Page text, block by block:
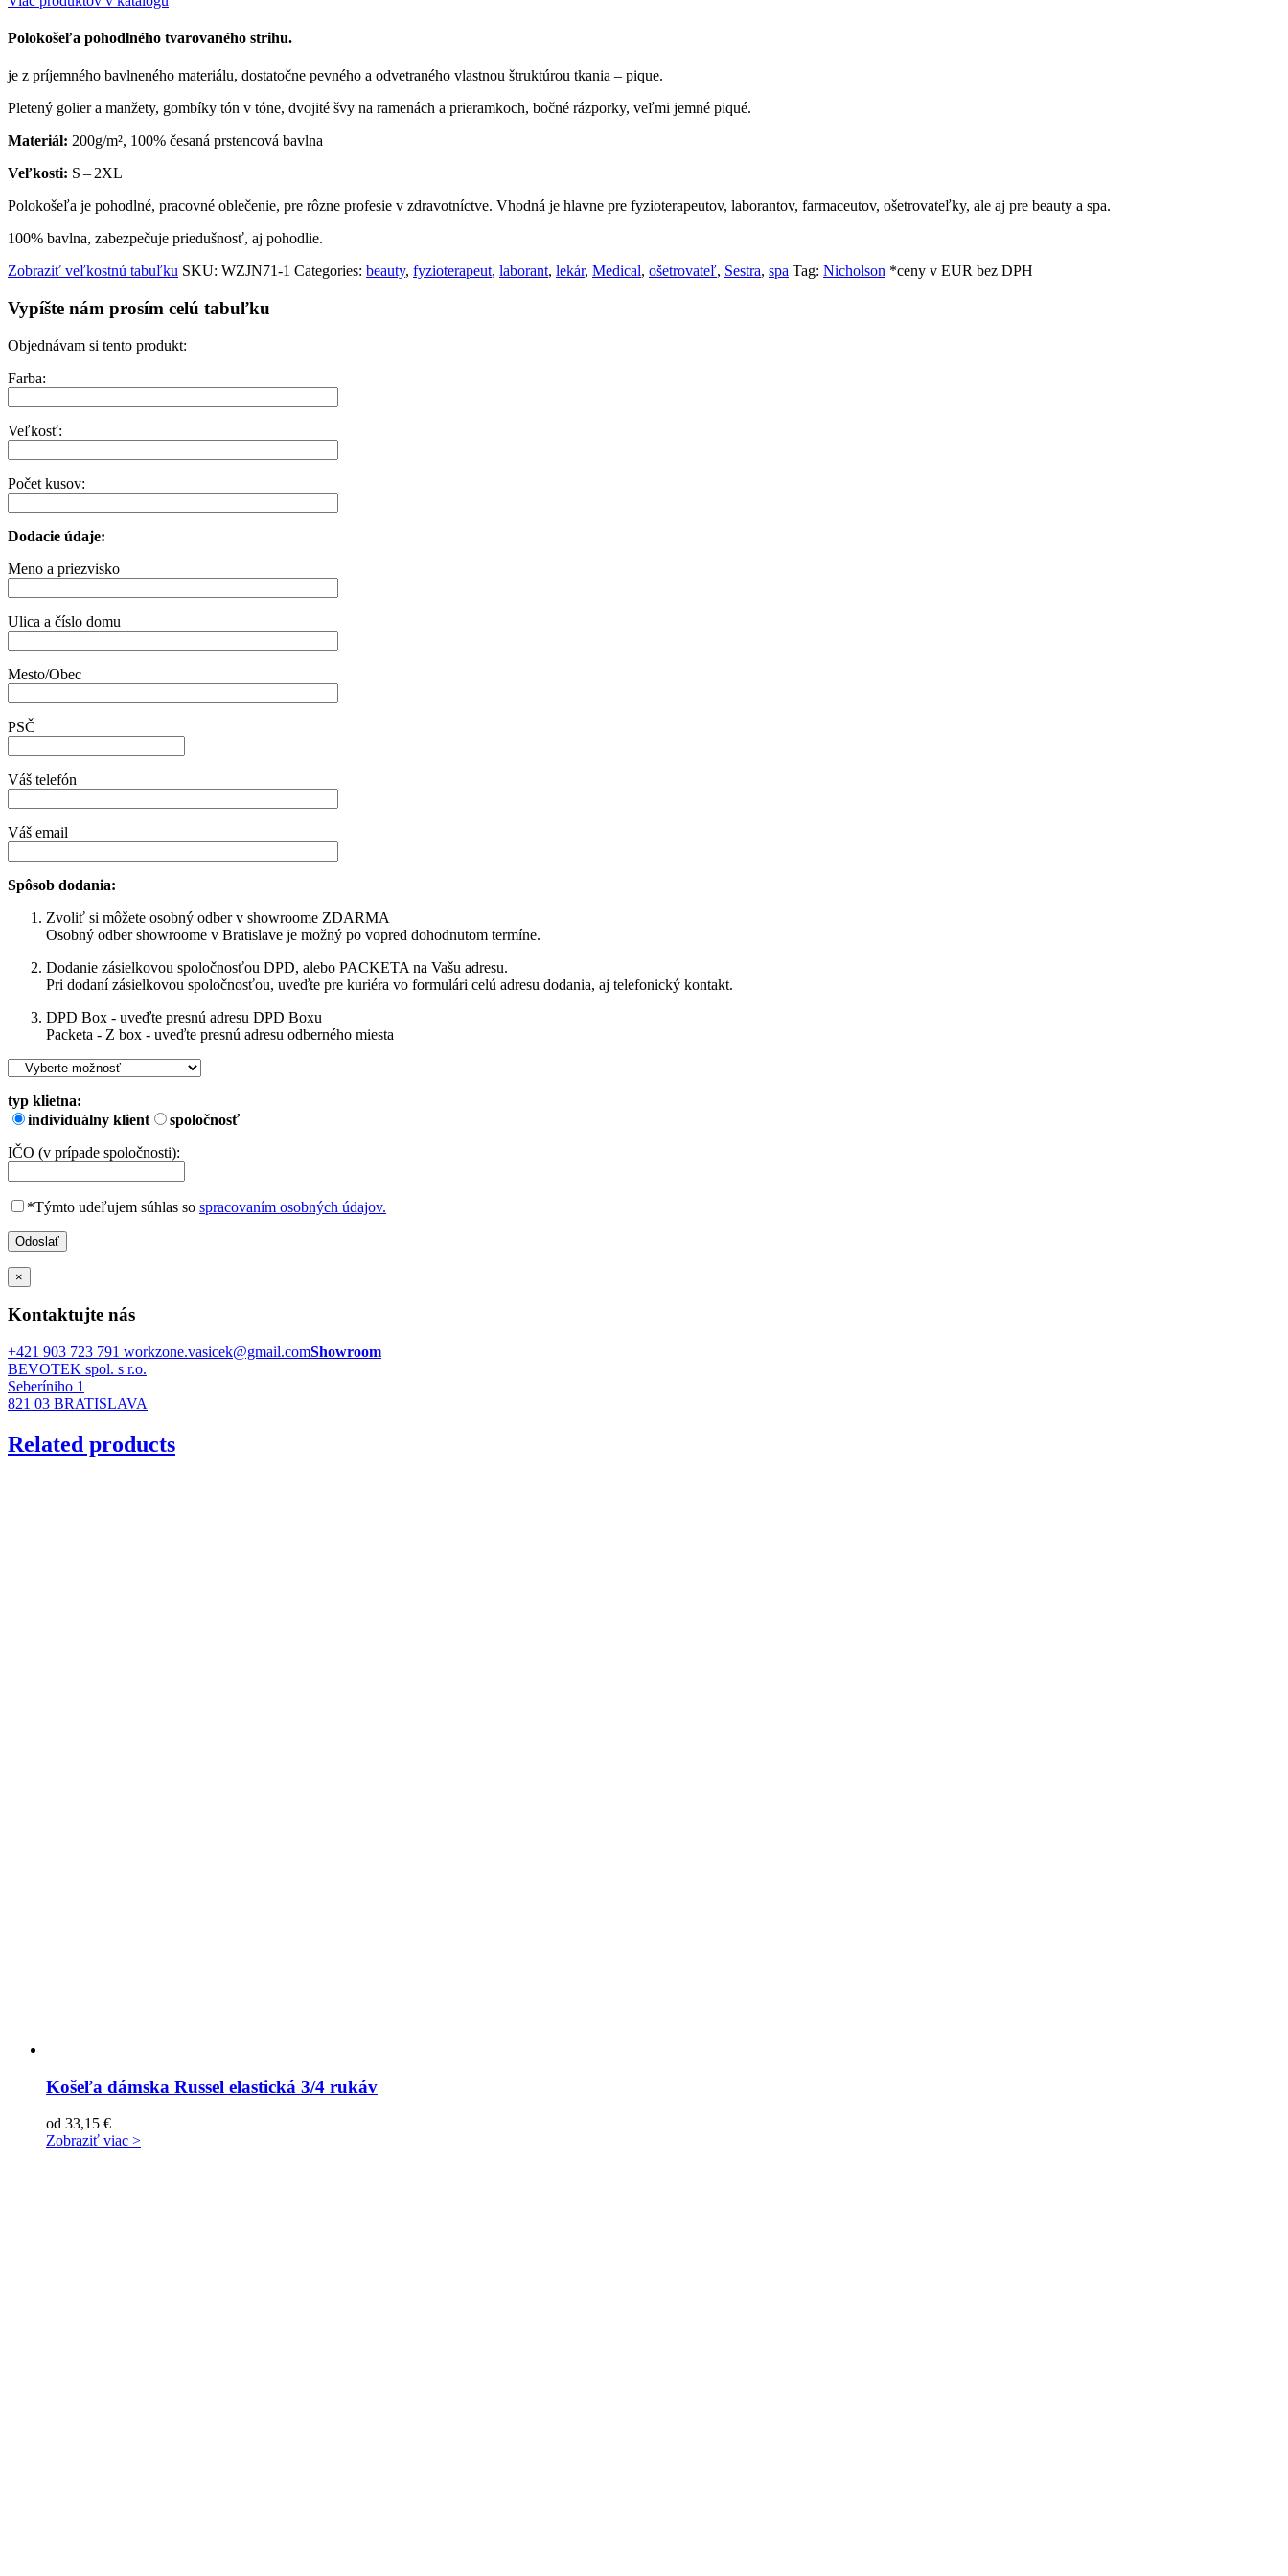
Polokošeľa pohodlného tvarovaného strihu.
je z príjemného bavlneného materiálu, dostatočne pevného a odvetraného vlastnou štruktúrou tkania – pique.
Pletený golier a manžety, gombíky tón v tóne, dvojité švy na ramenách a prieramkoch, bočné rázporky, veľmi jemné piqué.
Materiál: 200g/m², 100% česaná prstencová bavlna
Veľkosti: S – 2XL
Polokošeľa je pohodlné, pracovné oblečenie, pre rôzne profesie v zdravotníctve. Vhodná je hlavne pre fyzioterapeutov, laborantov, farmaceutov, ošetrovateľky, ale aj pre beauty a spa.
100% bavlna, zabezpečuje priedušnosť, aj pohodlie.
Zobraziť veľkostnú tabuľku SKU: WZJN71-1 Categories: beauty, fyzioterapeut, laborant, lekár, Medical, ošetrovateľ, Sestra, spa Tag: Nicholson *ceny v EUR bez DPH
Vypíšte nám prosím celú tabuľku
Objednávam si tento produkt:
Farba:
Veľkosť:
Počet kusov:
Dodacie údaje:
Meno a priezvisko
Ulica a číslo domu
Mesto/Obec
PSČ
Váš telefón
Váš email
Spôsob dodania:
Zvoliť si môžete osobný odber v showroome ZDARMA
Osobný odber showroome v Bratislave je možný po vopred dohodnutom termíne.
Dodanie zásielkovou spoločnosťou DPD, alebo PACKETA na Vašu adresu.
Pri dodaní zásielkovou spoločnosťou, uveďte pre kuriéra vo formulári celú adresu dodania, aj telefonický kontakt.
DPD Box - uveďte presnú adresu DPD Boxu
Packeta - Z box - uveďte presnú adresu odberného miesta
typ klietna:
individuálny klient
spoločnosť
IČO (v prípade spoločnosti):
*Týmto udeľujem súhlas so spracovaním osobných údajov.
×
Kontaktujte nás
+421 903 723 791 workzone.vasicek@gmail.comShowroom
BEVOTEK spol. s r.o.
Seberíniho 1
821 03 BRATISLAVA
Related products
Košeľa dámska Russel elastická 3/4 rukáv
od 33,15 €
Zobraziť viac >